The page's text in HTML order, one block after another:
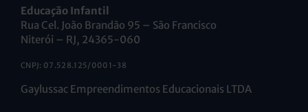
Educação Infantil
Rua Cel. João Brandão 95 – São Francisco
Niterói – RJ, 24365-060
CNPJ: 07.528.125/0001-38
Gaylussac Empreendimentos Educacionais LTDA